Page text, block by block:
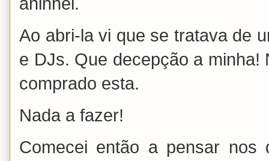
Ao abri-la vi que se tratava de
e DJs. Que decepção a minha!
comprado esta.
Nada a fazer!
Comecei então a pensar nos